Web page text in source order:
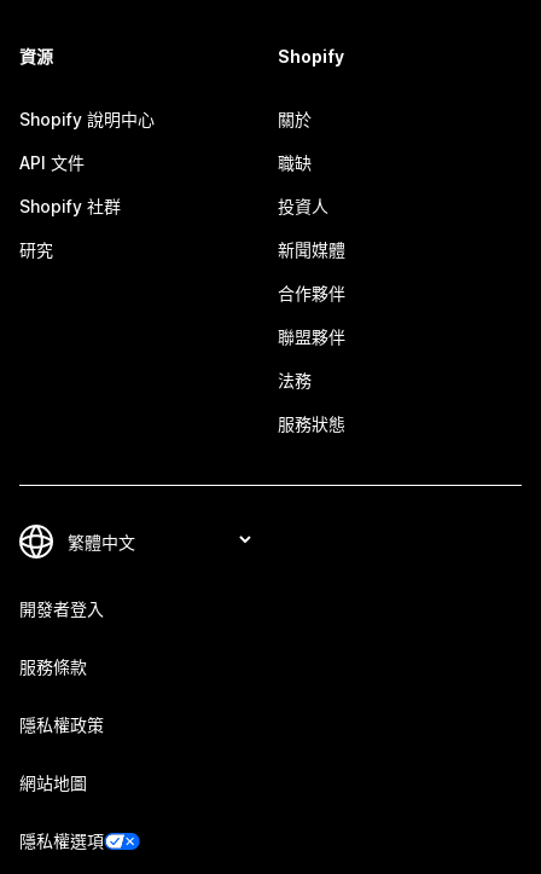
資源
Shopify 說明中心
API 文件
Shopify 社群
研究
Shopify
關於
職缺
投資人
新聞媒體
合作夥伴
聯盟夥伴
法務
服務狀態
開發者登入
服務條款
隱私權政策
網站地圖
隱私權選項